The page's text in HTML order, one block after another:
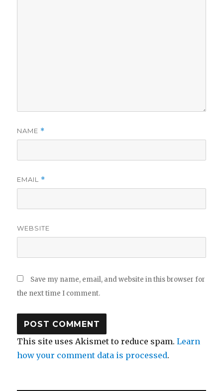
NAME *
EMAIL *
WEBSITE
Save my name, email, and website in this browser for
the next time I comment.
This site uses Akismet to reduce spam.Learn
how your comment data is processed.